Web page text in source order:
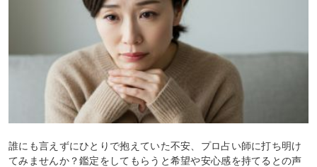
誰にも言えずにひとりで抱えていた不安、プロ占い師に打ち明け
てみませんか？鑑定をしてもらうと希望や安心感を持てるとの声